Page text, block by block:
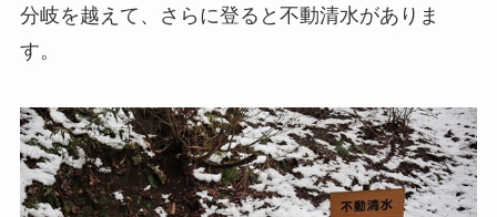
分岐を越えて、さらに登ると不動清水がありま
す。